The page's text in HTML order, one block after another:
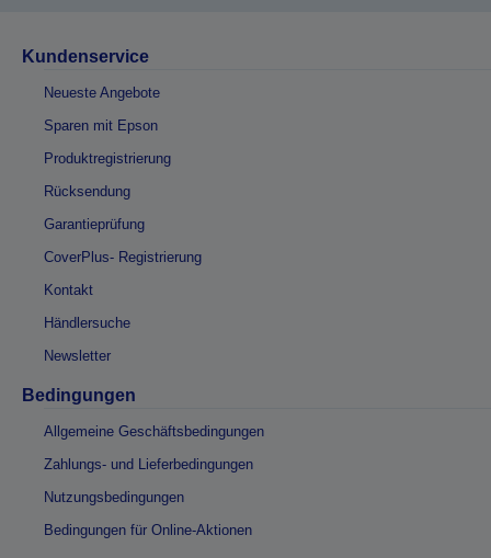
Kundenservice
Neueste Angebote
Sparen mit Epson
Produktregistrierung
Rücksendung
Garantieprüfung
CoverPlus- Registrierung
Kontakt
Händlersuche
Newsletter
Bedingungen
Allgemeine Geschäftsbedingungen
Zahlungs- und Lieferbedingungen
Nutzungsbedingungen
Bedingungen für Online-Aktionen